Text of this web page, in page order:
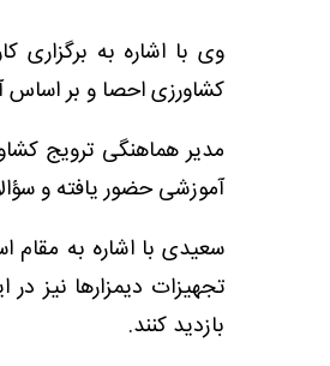
وی با اشاره به
کشاورزی احصا و بر اساس
مدیر هماهنگی ترویج
آموزشی حضور یافته و
سعیدی با اشاره به
تجهیزات دیمزارها نیز
بازدید کنند.